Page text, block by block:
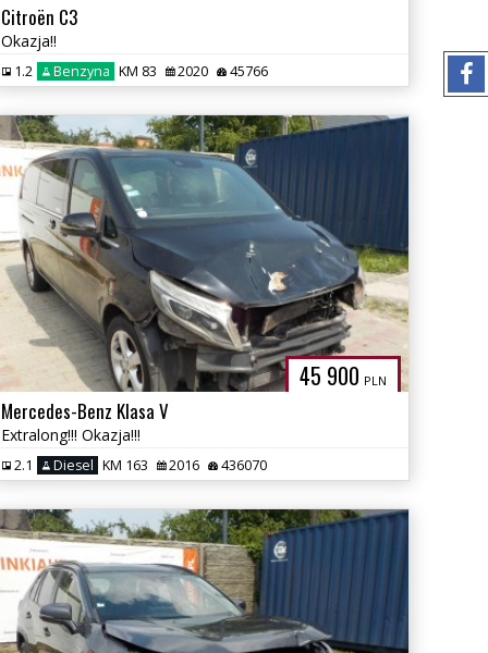
Citroën C3
Okazja!!
1.2 Benzyna KM 83 2020 45766
45 900 PLN
Mercedes-Benz Klasa V
Extralong!!! Okazja!!!
2.1 Diesel KM 163 2016 436070